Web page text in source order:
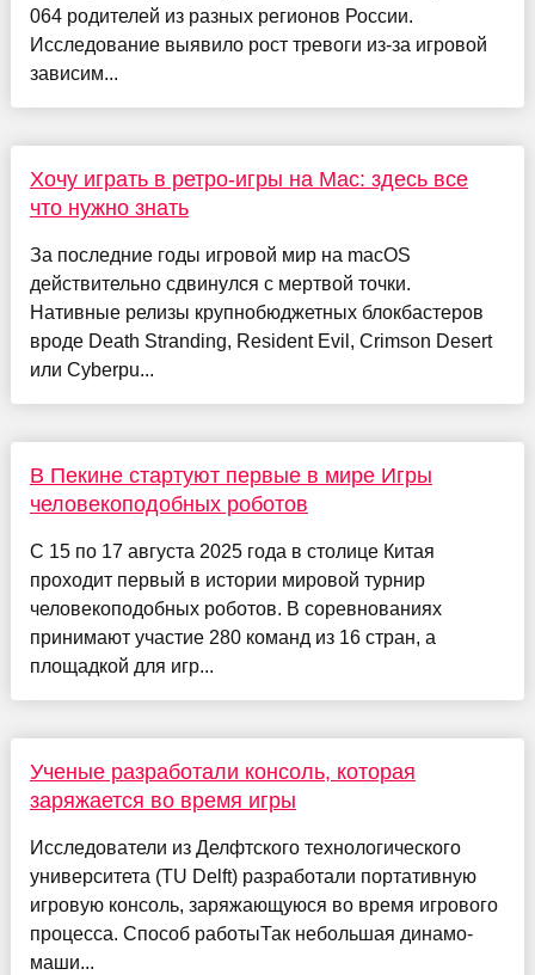
064 родителей из разных регионов России.
Исследование выявило рост тревоги из-за игровой
зависим...
Хочу играть в ретро-игры на Mac: здесь все
что нужно знать
За последние годы игровой мир на macOS
действительно сдвинулся с мертвой точки.
Нативные релизы крупнобюджетных блокбастеров
вроде Death Stranding, Resident Evil, Crimson Desert
или Cyberpu...
В Пекине стартуют первые в мире Игры
человекоподобных роботов
С 15 по 17 августа 2025 года в столице Китая
проходит первый в истории мировой турнир
человекоподобных роботов. В соревнованиях
принимают участие 280 команд из 16 стран, а
площадкой для игр...
Ученые разработали консоль, которая
заряжается во время игры
Исследователи из Делфтского технологического
университета (TU Delft) разработали портативную
игровую консоль, заряжающуюся во время игрового
процесса. Способ работыТак небольшая динамо-
маши...